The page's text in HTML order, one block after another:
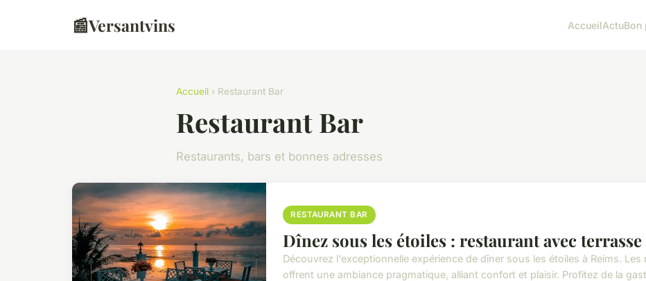
📰Versantvins AccueilActuBon
Accueil › Restaurant Bar
Restaurant Bar
Restaurants, bars et bonnes adresses
RESTAURANT BAR
Dînez sous les étoiles : restaurant avec
Découvrez l'exceptionnelle expérience de dîner sous les étoiles à Reims.
offrent une ambiance pragmatique, alliant confort et plaisir. Profitez de la